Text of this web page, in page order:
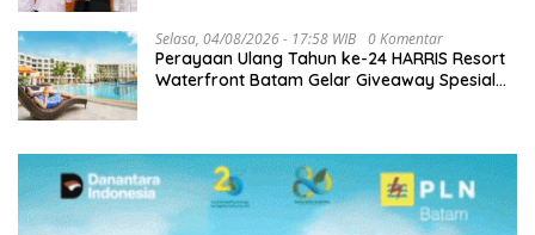
Selasa, 04/08/2026 - 17:58 WIB 0 Komentar
Perayaan Ulang Tahun ke-24 HARRIS Resort
Waterfront Batam Gelar Giveaway Spesial